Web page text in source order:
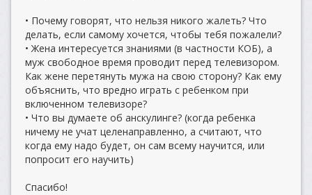
• Почему говорят, что нельзя никого жалеть? Что
делать, если самому хочется, чтобы тебя пожалели?
• Жена интересуется знаниями (в частности КОБ), а
муж свободное время проводит перед телевизором.
Как жене перетянуть мужа на свою сторону? Как ему
объяснить, что вредно играть с ребенком при
включенном телевизоре?
• Что вы думаете об анскулинге? (когда ребенка
ничему не учат целенаправленно, а считают, что
когда ему надо будет, он сам всему научится, или
попросит его научить)
Спасибо!